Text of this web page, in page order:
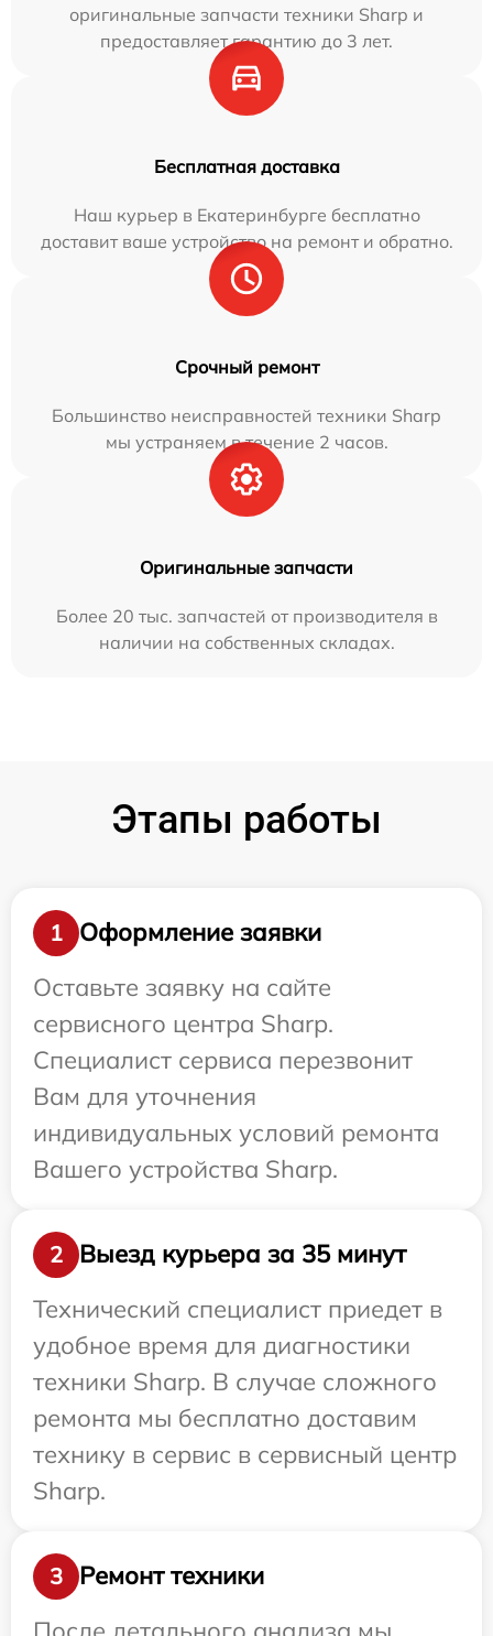
оригинальные запчасти техники Sharp и
предоставляет гарантию до 3 лет.
Бесплатная доставка
Наш курьер в Екатеринбурге бесплатно
доставит ваше устройство на ремонт и обратно.
Срочный ремонт
Большинство неисправностей техники Sharp
мы устраняем в течение 2 часов.
Оригинальные запчасти
Более 20 тыс. запчастей от производителя в
наличии на собственных складах.
Этапы работы
1
Оформление заявки
Оставьте заявку на сайте
сервисного центра Sharp.
Специалист сервиса перезвонит
Вам для уточнения
индивидуальных условий ремонта
Вашего устройства Sharp.
2
Выезд курьера за 35 минут
Технический специалист приедет в
удобное время для диагностики
техники Sharp. В случае сложного
ремонта мы бесплатно доставим
технику в сервис в сервисный центр
Sharp.
3
Ремонт техники